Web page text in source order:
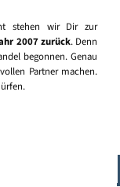
stehen wir Dir zur
2007 zurück. Denn
begonnen. Genau
Partner machen.